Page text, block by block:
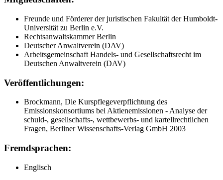
Freunde und Förderer der juristischen Fakultät der Humboldt-
Universität zu Berlin e.V.
Rechtsanwaltskammer Berlin
Deutscher Anwaltverein (DAV)
Arbeitsgemeinschaft Handels- und Gesellschaftsrecht im
Deutschen Anwaltverein (DAV)
Veröffentlichungen:
Brockmann, Die Kurspflegeverpflichtung des
Emissionskonsortiums bei Aktienemissionen - Analyse der
schuld-, gesellschafts-, wettbewerbs- und kartellrechtlichen
Fragen, Berliner Wissenschafts-Verlag GmbH 2003
Fremdsprachen:
Englisch